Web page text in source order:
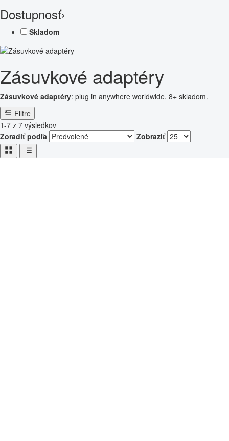
Dostupnosť›
Skladom
Zásuvkové adaptéry
Zásuvkové adaptéry: plug in anywhere worldwide. 8+ skladom.
Filtre
1-7 z 7 výsledkov
Zoradiť podľa
Zobraziť